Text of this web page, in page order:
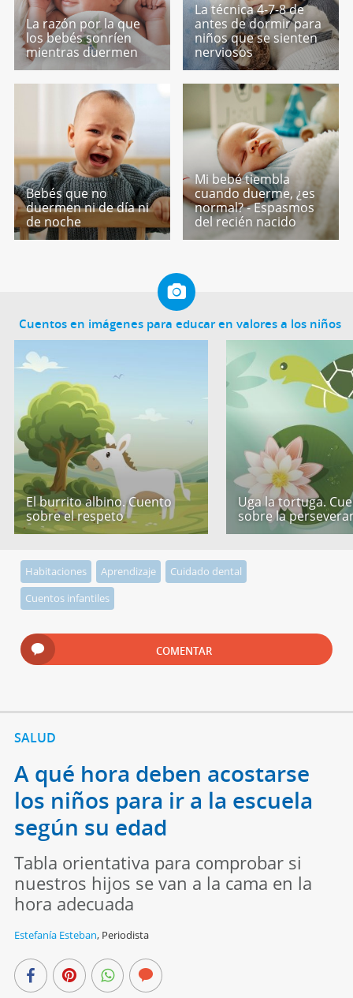
La razón por la que
los bebés sonríen
mientras duermen
La técnica 4-7-8 de
antes de dormir para
niños que se sienten
nerviosos
Bebés que no
duermen ni de día ni
de noche
Mi bebé tiembla
cuando duerme, ¿es
normal? - Espasmos
del recién nacido
Cuentos en imágenes para educar en valores a los niños
El burrito albino. Cuento
sobre el respeto
Uga la tortuga.
sobre la
Habitaciones Aprendizaje
Cuidado dental
Cuentos infantiles
COMENTAR
SALUD
A qué hora deben acostarse
los niños para ir a la escuela
según su edad
Tabla orientativa para comprobar si
nuestros hijos se van a la cama en la
hora adecuada
Estefanía Esteban, Periodista